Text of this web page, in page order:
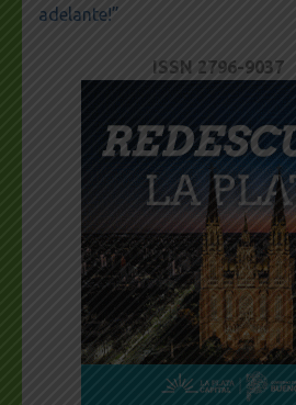
adelante!”
ISSN 2796-9037